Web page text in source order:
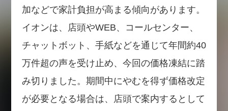
加などで家計負担が高まる傾向があります。
イオンは、店頭やWEB、コールセンター、
チャットボット、手紙などを通じて年間約40
万件超の声を受け止め、今回の価格凍結に踏
み切りました。期間中にやむを得ず価格改定
が必要となる場合は、店頭で案内するとして